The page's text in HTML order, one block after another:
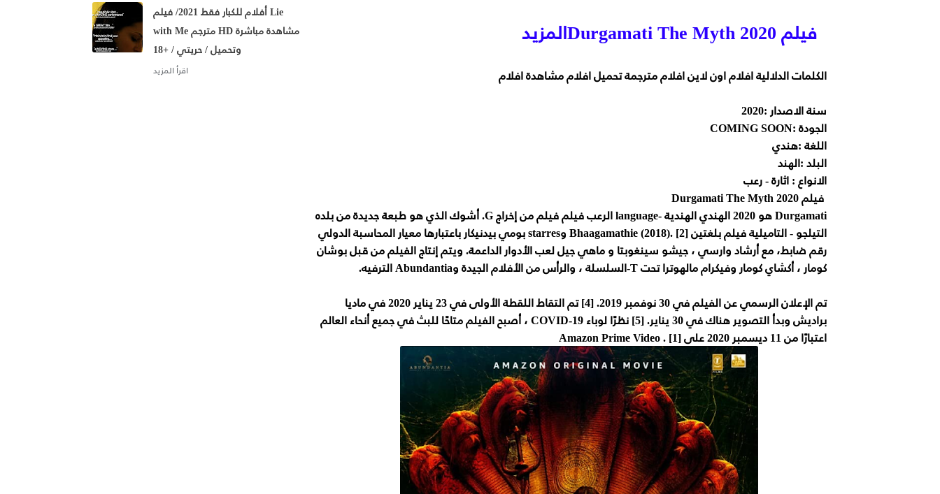
فيلم Durgamati The Myth 2020المزيد
الكلمات الدلالية افلام اون لاين افلام مترجمة تحميل افلام مشاهدة افلام
سنة الاصدار :2020
الجودة :COMING SOON
اللغة :هندي
البلد :الهند
الانواع : اثارة - رعب
فيلم Durgamati The Myth 2020
Durgamati هو 2020 الهندي الهندية -language الرعب فيلم فيلم من إخراج G. أشوك الذي هو طبعة جديدة من بلده
التيلجو - التاميلية فيلم بلغتين Bhaagamathie (2018). [2] وstarres بومي بيدنيكار باعتبارها معيار المحاسبة الدولي
رقم ضابط، مع أرشاد وارسي ، جيشو سينغوبتا و ماهي جيل لعب الأدوار الداعمة. ويتم إنتاج الفيلم من قبل بوشان
كومار ، أكشاي كومار وفيكرام مالهوترا تحت T-السلسلة ، والرأس من الأفلام الجيدة وAbundantia الترفيه.
تم الإعلان الرسمي عن الفيلم في 30 نوفمبر 2019. [4] تم التقاط اللقطة الأولى في 23 يناير 2020 في ماديا
براديش وبدأ التصوير هناك في 30 يناير. [5] نظرًا لوباء COVID-19 ، أصبح الفيلم متاحًا للبث في جميع أنحاء العالم
اعتبارًا من 11 ديسمبر 2020 على Amazon Prime Video . [1]
أفلام للكبار فقط 2021/ فيلم Lie
with Me مترجم HD مشاهدة مباشرة
وتحميل / حريتي / +18